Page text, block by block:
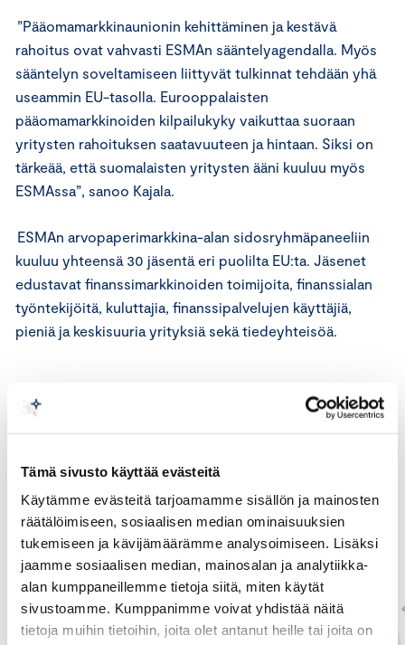
Tämä sivusto käyttää evästeitä
Käytämme evästeitä tarjoamamme sisällön ja mainosten
räätälöimiseen, sosiaalisen median ominaisuuksien
tukemiseen ja kävijämäärämme analysoimiseen. Lisäksi
jaamme sosiaalisen median, mainosalan ja analytiikka-
alan kumppaneillemme tietoja siitä, miten käytät
sivustoamme. Kumppanimme voivat yhdistää näitä
tietoja muihin tietoihin, joita olet antanut heille tai joita on
”Pääomamarkkinaunionin kehittäminen ja kestävä
rahoitus ovat vahvasti ESMAn sääntelyagendalla. Myös
sääntelyn soveltamiseen liittyvät tulkinnat tehdään yhä
useammin EU-tasolla. Eurooppalaisten
pääomamarkkinoiden kilpailukyky vaikuttaa suoraan
yritysten rahoituksen saatavuuteen ja hintaan. Siksi on
tärkeää, että suomalaisten yritysten ääni kuuluu myös
ESMAssa”, sanoo Kajala.
ESMAn arvopaperimarkkina-alan sidosryhmäpaneeliin
kuuluu yhteensä 30 jäsentä eri puolilta EU:ta. Jäsenet
edustavat finanssimarkkinoiden toimijoita, finanssialan
työntekijöitä, kuluttajia, finanssipalvelujen käyttäjiä,
pieniä ja keskisuuria yrityksiä sekä tiedeyhteisöä.